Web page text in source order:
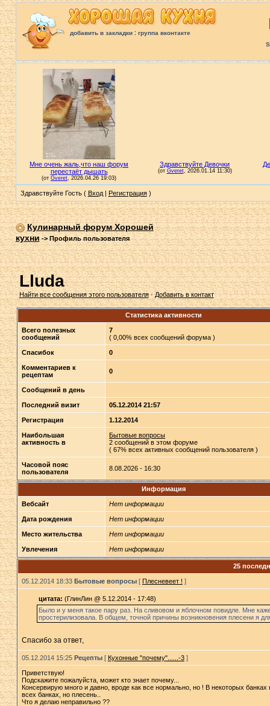
добавить в закладки: группа вконтакте
Здравствуйте Гость ( Вход| Регистрация)
Кулинарный форум Хорошей
кухни->Профиль пользователя
Lluda
Найти все сообщения этого пользователя·Добавить в контакт
Статистика активности
Всего полезных
сообщений
7
( 0,00% всех сообщений форума )
Спасибок 0
Комментариев к
рецептам
0
Сообщений в день
Последний визит 05.12.2014 21:57
Регистрация 1.12.2014
Наибольшая
активность в
Бытовые вопросы
2 сообщений в этом форуме
( 67% всех активных сообщений пользователя )
Часовой пояс
пользователя
8.08.2026 - 16:30
Информация
Вебсайт Нет информации
Дата рождения Нет информации
Место жительства Нет информации
Увлечения Нет информации
25
05.12.2014 18:33 Бытовые вопросы[ Плесневеет ! ]
цитата: (ГлинЛин @ 5.12.2014 - 17:48)
Было и у меня такое пару раз. На сливовом и яблочном повидле. Мне
простерилизовала. В общем, точной причины возникновения плесени я
Спасибо за ответ,
05.12.2014 15:25 Рецепты[ Кухонные "почему"......-3]
Приветствую!
Подскажите пожалуйста, может кто знает почему...
Консервирую много и давно, вроде как все нормально, но ! В некоторых
всех банках, но плесень..
Что я делаю неправильно ??